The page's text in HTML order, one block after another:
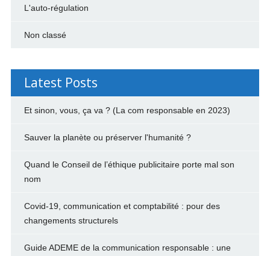
L'auto-régulation
Non classé
Latest Posts
Et sinon, vous, ça va ? (La com responsable en 2023)
Sauver la planète ou préserver l'humanité ?
Quand le Conseil de l’éthique publicitaire porte mal son
nom
Covid-19, communication et comptabilité : pour des
changements structurels
Guide ADEME de la communication responsable : une